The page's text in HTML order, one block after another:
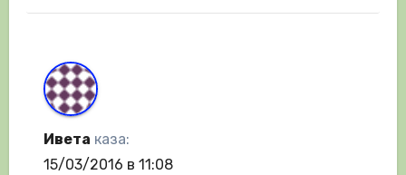
Ивета каза:
15/03/2016 в 11:08